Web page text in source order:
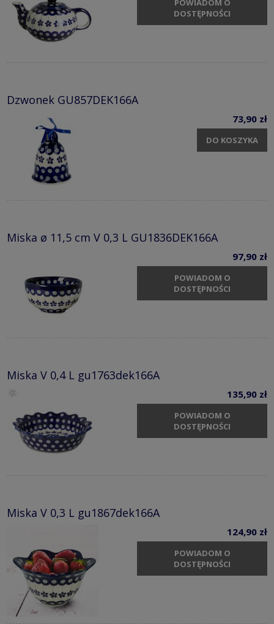
POWIADOM O
DOSTĘPNOŚCI
Dzwonek GU857DEK166A
73,90 zł
DO KOSZYKA
Miska ø 11,5 cm V 0,3 L GU1836DEK166A
97,90 zł
POWIADOM O
DOSTĘPNOŚCI
Miska V 0,4 L gu1763dek166A
135,90 zł
POWIADOM O
DOSTĘPNOŚCI
Miska V 0,3 L gu1867dek166A
124,90 zł
POWIADOM O
DOSTĘPNOŚCI